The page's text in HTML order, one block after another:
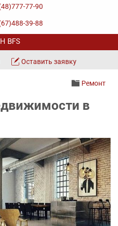
77-90
39-88
Оставить заявку
Ремонт
в